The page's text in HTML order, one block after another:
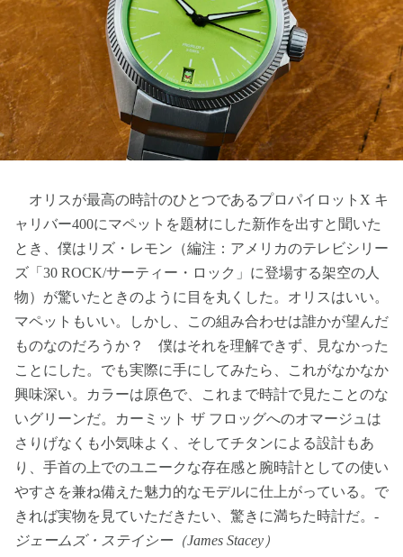
オリスが最高の時計のひとつであるプロパイロットX キ
ャリバー400にマペットを題材にした新作を出すと聞いた
とき、僕はリズ・レモン（編注：アメリカのテレビシリー
ズ「30 ROCK/サーティー・ロック」に登場する架空の人
物）が驚いたときのように目を丸くした。オリスはいい。
マペットもいい。しかし、この組み合わせは誰かが望んだ
ものなのだろうか？ 僕はそれを理解できず、見なかった
ことにした。でも実際に手にしてみたら、これがなかなか
興味深い。カラーは原色で、これまで時計で見たことのな
いグリーンだ。カーミット ザ フロッグへのオマージュは
さりげなくも小気味よく、そしてチタンによる設計もあ
り、手首の上でのユニークな存在感と腕時計としての使い
やすさを兼ね備えた魅力的なモデルに仕上がっている。で
きれば実物を見ていただきたい、驚きに満ちた時計だ。-
ジェームズ・ステイシー（James Stacey）